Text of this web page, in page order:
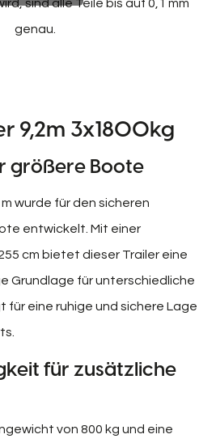
sind alle Teile bis auf 0,1 mm
genau.
9,2m 3x1800kg
größere Boote
wurde für den sicheren
entwickelt. Mit einer
cm bietet dieser Trailer eine
Grundlage für unterschiedliche
für eine ruhige und sichere Lage
für zusätzliche
von 800 kg und eine